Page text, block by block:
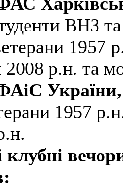
ВНЗ
1957
2008 р.н. та
1957